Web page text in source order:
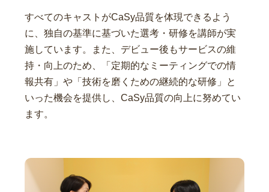
すべてのキャストがCaSy品質を体現できるよう
に、独自の基準に基づいた選考・研修を講師が実
施しています。また、デビュー後もサービスの維
持・向上のため、「定期的なミーティングでの情
報共有」や「技術を磨くための継続的な研修」と
いった機会を提供し、CaSy品質の向上に努めてい
ます。